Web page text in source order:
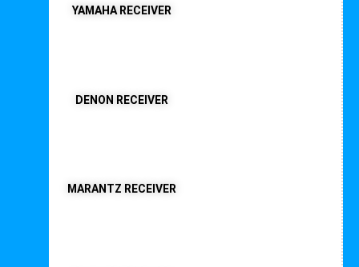
YAMAHA RECEIVER
DENON RECEIVER
MARANTZ RECEIVER